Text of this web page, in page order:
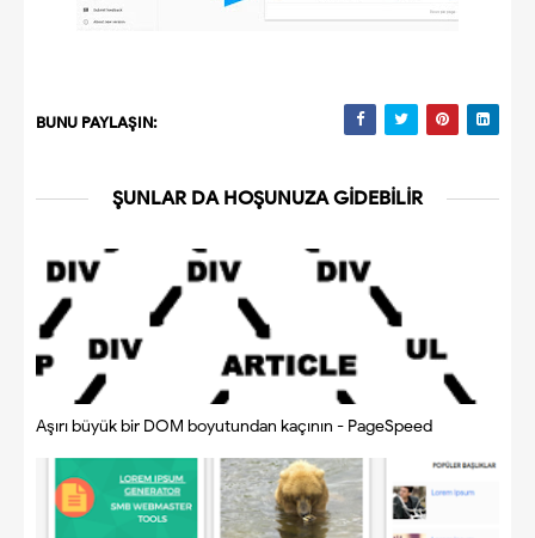
BUNU PAYLAŞIN:
ŞUNLAR DA HOŞUNUZA GIDEBILIR
Aşırı büyük bir DOM boyutundan kaçının - PageSpeed